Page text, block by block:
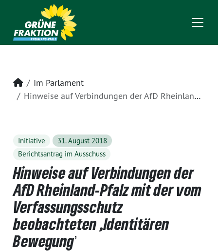
Startseite
Im Parlament
Hinweise auf Verbindungen der AfD Rheinland-Pfalz mit der vom Verfassungsschutz beobachteten ,Identitären Bewegungʼ
Initiative
31. August 2018
Berichtsantrag im Ausschuss
Hinweise auf Verbindungen der
AfD Rheinland-Pfalz mit der vom
Verfassungsschutz
beobachteten ,Identitären
Bewegungʼ